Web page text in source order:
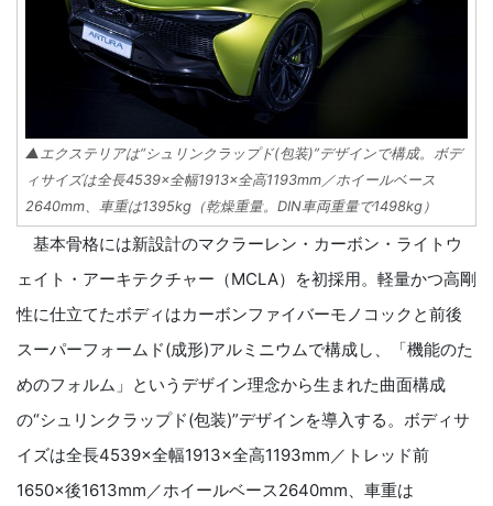
▲エクステリアは“シュリンクラップド(包装)”デザインで構成。ボデ
ィサイズは全長4539×全幅1913×全高1193mm／ホイールベース
2640mm、車重は1395kg（乾燥重量。DIN車両重量で1498kg）
基本骨格には新設計のマクラーレン・カーボン・ライトウ
ェイト・アーキテクチャー（MCLA）を初採用。軽量かつ高剛
性に仕立てたボディはカーボンファイバーモノコックと前後
スーパーフォームド(成形)アルミニウムで構成し、「機能のた
めのフォルム」というデザイン理念から生まれた曲面構成
の“シュリンクラップド(包装)”デザインを導入する。ボディサ
イズは全長4539×全幅1913×全高1193mm／トレッド前
1650×後1613mm／ホイールベース2640mm、車重は